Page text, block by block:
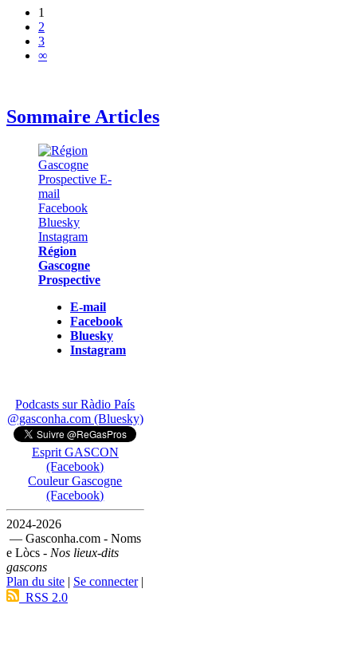
1
2
3
∞
Sommaire Articles
Région
Gascogne
Prospective
E-mail
Facebook
Bluesky
Instagram
Podcasts sur Ràdio País
@gasconha.com (Bluesky)
Esprit GASCON
(Facebook)
Couleur Gascogne
(Facebook)
2024-2026
— Gasconha.com - Noms
e Lòcs - Nos lieux-dits
gascons
Plan du site | Se connecter|
RSS 2.0